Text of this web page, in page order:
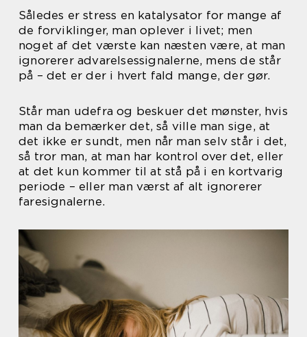
Således er stress en katalysator for mange af
de forviklinger, man oplever i livet; men
noget af det værste kan næsten være, at man
ignorerer advarelsessignalerne, mens de står
på – det er der i hvert fald mange, der gør.
Står man udefra og beskuer det mønster, hvis
man da bemærker det, så ville man sige, at
det ikke er sundt, men når man selv står i det,
så tror man, at man har kontrol over det, eller
at det kun kommer til at stå på i en kortvarig
periode – eller man værst af alt ignorerer
faresignalerne.